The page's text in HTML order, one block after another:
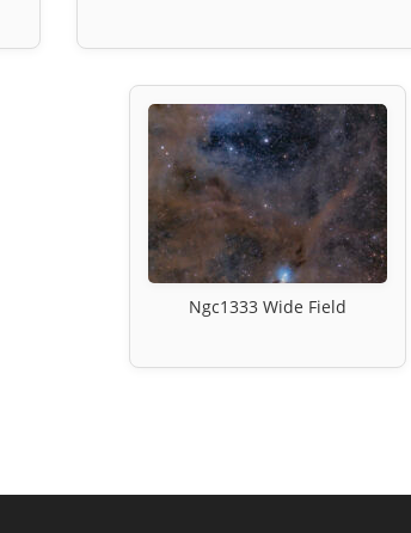
Ngc1333 Wide Field